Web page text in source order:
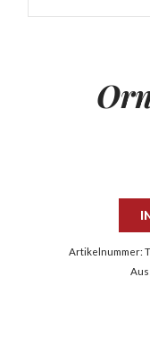
Artikelnummer: